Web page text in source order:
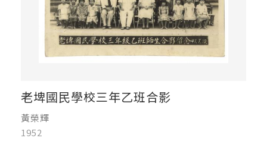
老埤國民學校三年乙班合影
黃榮輝
1952